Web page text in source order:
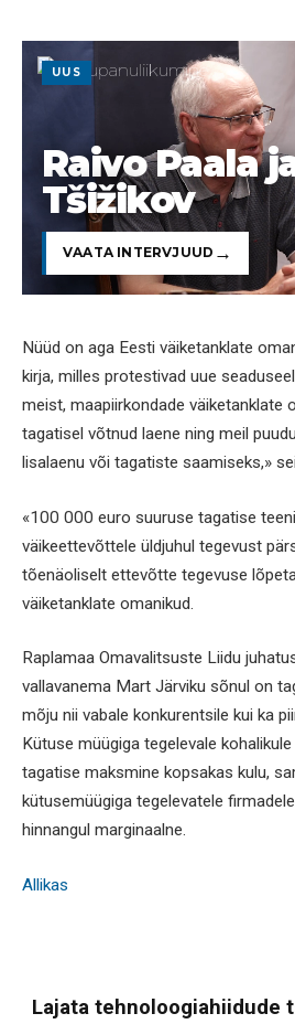
UUS
Raivo Paala
Tšižikov
VAATA INTERVJUUD
Nüüd on aga Eesti väiketanklate
kirja, milles protestivad uue
meist, maapiirkondade väiketanklate
tagatisel võtnud laene ning meil
lisalaenu või tagatiste saamiseks,»
«100 000 euro suuruse tagatise
väikeettevõttele üldjuhul tegevust
tõenäoliselt ettevõtte tegevuse
väiketanklate omanikud.
Raplamaa Omavalitsuste Liidu
vallavanema Mart Järviku sõnul on
mõju nii vabale konkurentsile kui ka
Kütuse müügiga tegelevale
tagatise maksmine kopsakas kulu,
kütusemüügiga tegelevatele
hinnangul marginaalne.
Allikas
Lajata tehnoloogiahiidude